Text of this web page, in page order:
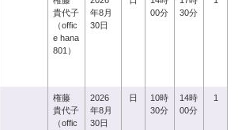
貴代子
（offic
e hana
801）
年8月
30日
00分
30分
権藤
貴代子
（offic
2026
年8月
30日
日
10時
30分
14時
00分
1